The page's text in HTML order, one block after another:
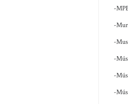
-
-
-
-
-
-